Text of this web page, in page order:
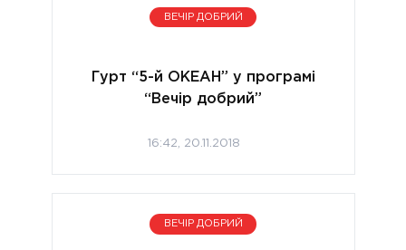
ВЕЧІР ДОБРИЙ
Гурт “5-й ОКЕАН” у програмі
“Вечір добрий”
16:42, 20.11.2018
ВЕЧІР ДОБРИЙ